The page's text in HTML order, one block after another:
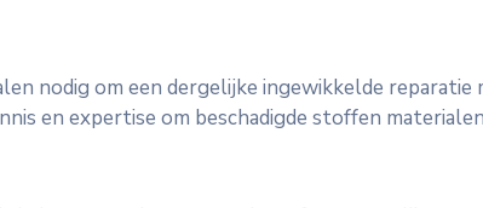
nodig om een dergelijke ingewikkelde
en expertise om beschadigde stoffen